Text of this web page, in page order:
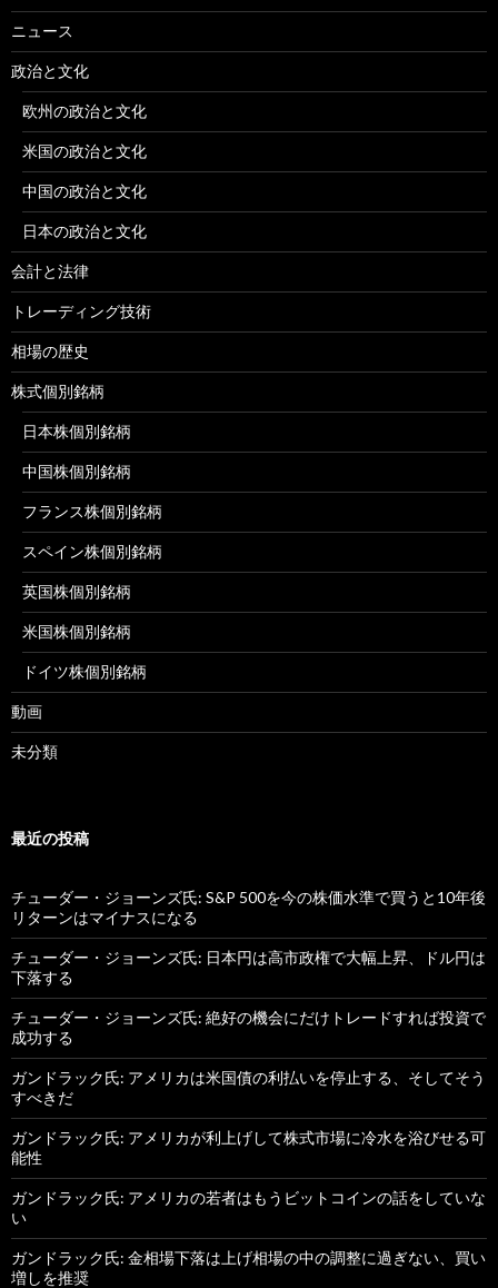
ニュース
政治と文化
欧州の政治と文化
米国の政治と文化
中国の政治と文化
日本の政治と文化
会計と法律
トレーディング技術
相場の歴史
株式個別銘柄
日本株個別銘柄
中国株個別銘柄
フランス株個別銘柄
スペイン株個別銘柄
英国株個別銘柄
米国株個別銘柄
ドイツ株個別銘柄
動画
未分類
最近の投稿
チューダー・ジョーンズ氏: S&P 500を今の株価水準で買うと10年後
リターンはマイナスになる
チューダー・ジョーンズ氏: 日本円は高市政権で大幅上昇、ドル円は
下落する
チューダー・ジョーンズ氏: 絶好の機会にだけトレードすれば投資で
成功する
ガンドラック氏: アメリカは米国債の利払いを停止する、そしてそう
すべきだ
ガンドラック氏: アメリカが利上げして株式市場に冷水を浴びせる可
能性
ガンドラック氏: アメリカの若者はもうビットコインの話をしていな
い
ガンドラック氏: 金相場下落は上げ相場の中の調整に過ぎない、買い
増しを推奨